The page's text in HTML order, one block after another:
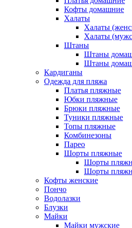
Кофты домашние
Халаты
Халаты
Халаты
Штаны
Штаны
Штаны
Кардиганы
Одежда для пляжа
Платья пляжные
Юбки пляжные
Брюки пляжные
Туники пляжные
Топы пляжные
Комбинезоны
Парео
Шорты пляжные
Шорты
Шорты
Кофты женские
Пончо
Водолазки
Блузки
Майки
Майки мужские